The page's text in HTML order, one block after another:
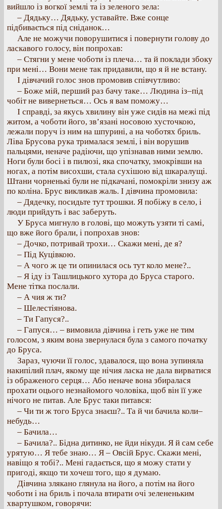
вийшло із вогкої землі та із зеленого зела:
– Дядьку… Дядьку, уставайте. Вже сонце
підбивається під сніданок…
Але не можучи поворушитися і повернути голову до
ласкавого голосу, він попрохав:
– Стягни у мене чоботи із плеча… та й поклади збоку
при мені… Вони мене так придавили, що я й не встану.
І дівчачий голос знов промовив співчутливо:
– Боже мій, перший раз бачу таке… Людина із–під
чобіт не вивернеться… Ось я вам поможу…
І справді, за якусь хвилину він уже сидів на межі під
житом, а чоботи його, зв’язані носовою хусточкою,
лежали поруч із ним на шпурині, а на чоботях бриль.
Ліва Брусова рука трималася землі, і він ворушив
пальцями, неначе радіючи, що упізнавав ними землю.
Ноги були босі і в пилюзі, яка спочатку, змокрівши на
ногах, а потім висохши, стала сухішою від шкаралущі.
Штани чорненькі були не підкачані, помокріли знизу аж
по коліна. Брус викликав жаль. І дівчина промовила:
– Дядечку, посидьте тут трошки. Я побіжу в село, і
люди прийдуть і вас заберуть.
У Бруса мигнуло в голові, що можуть узяти ті самі,
що вже його брали, і попрохав знов:
– Дочко, потривай трохи… Скажи мені, де я?
– Під Куцівкою.
– А чого ж це ти опинилася ось тут коло мене?..
– Я іду із Ташлицького хутора до Бруса старого.
Мене тітка послали.
– А чия ж ти?
– Шелестіянова.
– Ти Гапуся?..
– Гапуся… – вимовила дівчина і геть уже не тим
голосом, з яким вона звернулася була з самого початку
до Бруса.
Зараз, чуючи її голос, здавалося, що вона зупиняла
накипілий плач, якому ще нічия ласка не дала вирватися
із ображеного серця… Або неначе вона збиралася
прохати оцього незнайомого чоловіка, щоб він її уже
нічого не питав. Але Брус таки питався:
– Чи ти ж того Бруса знаєш?.. Та й чи бачила коли–
небудь…
– Бачила…
– Бачила?.. Бідна дитинко, не йди нікуди. Я й сам себе
урятую… Я тебе знаю… Я – Овсій Брус. Скажи мені,
навіщо я тобі?.. Мені гадається, що я можу стати у
пригоді, якщо ти хочеш того, що я думаю.
Дівчина злякано глянула на його, а потім на його
чоботи і на бриль і почала втирати очі зелененьким
хвартушком, говорячи: